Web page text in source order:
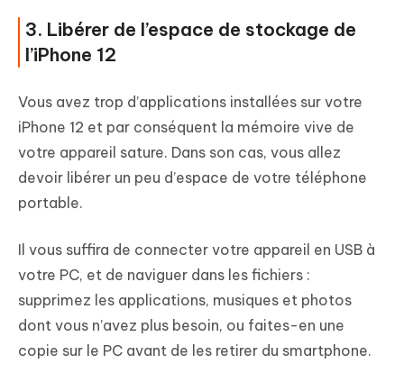
3. Libérer de l’espace de stockage de
l’iPhone 12
Vous avez trop d’applications installées sur votre
iPhone 12 et par conséquent la mémoire vive de
votre appareil sature. Dans son cas, vous allez
devoir libérer un peu d’espace de votre téléphone
portable.
Il vous suffira de connecter votre appareil en USB à
votre PC, et de naviguer dans les fichiers :
supprimez les applications, musiques et photos
dont vous n’avez plus besoin, ou faites-en une
copie sur le PC avant de les retirer du smartphone.